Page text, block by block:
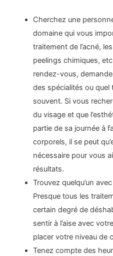
Cherchez une
domaine qui vous
traitement de l’acné,
peelings chimiques,
rendez-vous,
des spécialités ou quel
souvent. Si vous
du visage et que
partie de sa journée à
corporels, il se peut
nécessaire pour vous
résultats.
Trouvez quelqu’un
Presque tous les
certain degré de
sentir à l’aise avec
placer votre niveau de
Tenez compte des